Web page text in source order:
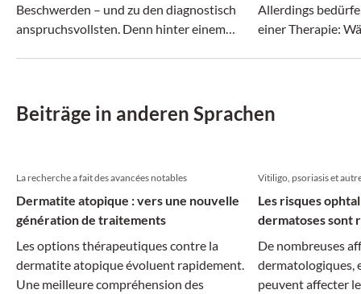
Beschwerden – und zu den diagnostisch
anspruchsvollsten. Denn hinter einem
Allerdings
einer Therapie:
Beiträge in anderen Sprachen
La recherche a fait des avancées notables
Dermatite atopique : vers une nouvelle
génération de traitements
Les options thérapeutiques contre la
dermatite atopique évoluent rapidement.
Une meilleure compréhension des
Vitiligo, psoriasis et
Les risques
dermatoses sont
De nombreuses
dermatologiques,
peuvent affecter